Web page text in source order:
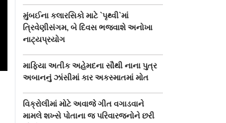
મુંબઈના કલારસિકો માટે `પૃથ્વી`માં
ત્રિવેણીસંગમ, બે દિવસ ભજવાશે અનોખા
નાટ્યપ્રયોગ
માફિયા અતીક અહેમદના સૌથી નાના પુત્ર
અબાનનું ઝાંસીમાં કાર અકસ્માતમાં મોત
વિક્રોલીમાં મોટે અવાજે ગીત વગાડવાને
મામલે શખ્સે પોતાના જ પરિવારજનોને છરી